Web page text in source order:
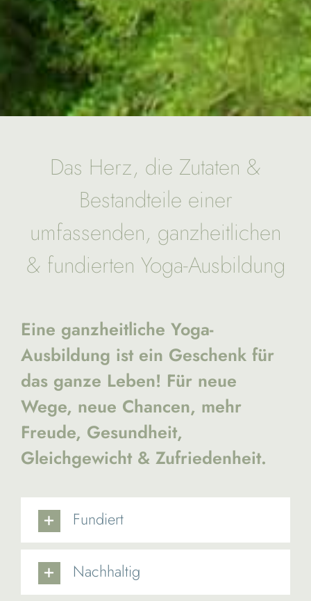
Das Herz, die Zutaten &
Bestandteile einer
umfassenden, ganzheitlichen
& fundierten Yoga-Ausbildung
Eine ganzheitliche Yoga-
Ausbildung ist ein Geschenk für
das ganze Leben! Für neue
Wege, neue Chancen, mehr
Freude, Gesundheit,
Gleichgewicht & Zufriedenheit.
Fundiert
Nachhaltig